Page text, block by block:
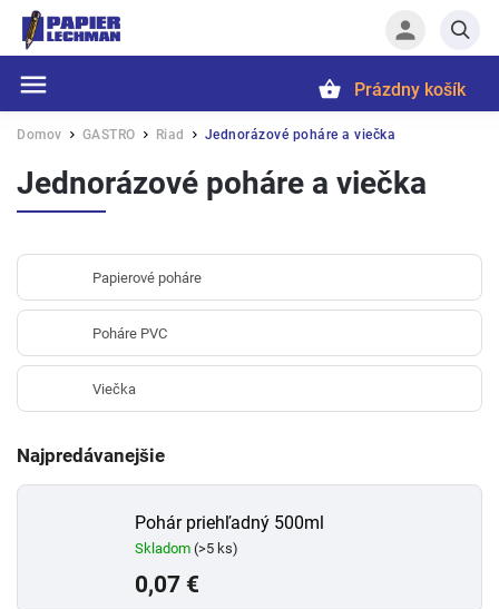
Prázdny košík
Domov / GASTRO / Riad / Jednorázové poháre a viečka
Jednorázové poháre a viečka
Papierové poháre
Poháre PVC
Viečka
Najpredávanejšie
Pohár priehľadný 500ml
Skladom (>5 ks)
0,07 €